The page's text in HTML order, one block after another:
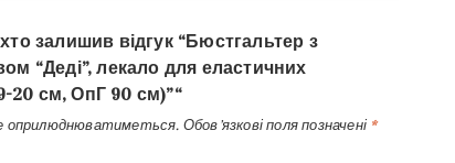
залишив відгук “Бюстгальтер з
“Деді”, лекало для еластичних
20 см, ОпГ 90 см)”“
оприлюднюватиметься. Обов’язкові поля позначені *